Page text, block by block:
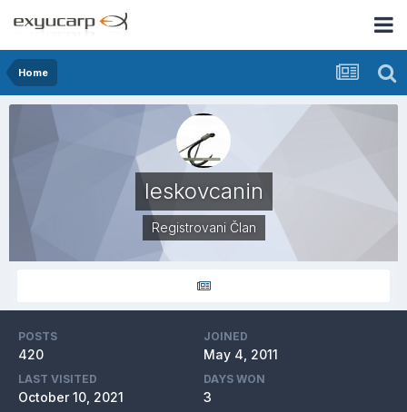
Home
leskovcanin
Registrovani Član
POSTS
420
JOINED
May 4, 2011
LAST VISITED
October 10, 2021
DAYS WON
3